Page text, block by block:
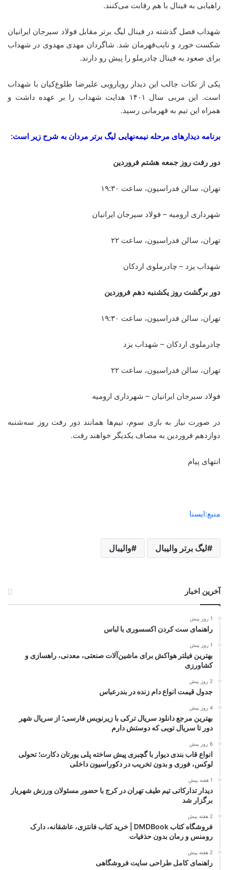
راهیابی به فینال با هم رقابت می‌کنند.
شهداب فصل گذشته در فینال لیگ برتر مقابل فولاد سیرجان ایرانیان
شکست خورد و نایب‌قهرمان شد. شاگردان مهدی مهدوی در شهداب
برای صعود به فینال چادرملو را پیش رو دارند.
یکی از نکات جالب این دیدار رویارویی علیرضا طلوع‌کیان با شهداب
است. این مربی سال ۱۴۰۱ هدایت شهداب را بر عهده داشت و
همراه این تیم به قهرمانی رسید.
برنامه دیدارهای مرحله نیمه‌نهایی لیگ برتر مردان به شرح زیر است:
دور رفت روز جمعه هشتم فروردین
تهران، سالن فدراسیون، ساعت ۱۹:۳۰
شهرداری ارومیه – فولاد سیرجان ایرانیان
تهران، سالن فدراسیون، ساعت ۲۲
شهداب یزد – چادرملوی اردکان
دور برگشت روز یکشنبه دهم فروردین
تهران، سالن فدراسیون، ساعت ۱۹:۳۰
چادرملوی اردکان – شهداب یزد
تهران، سالن فدراسیون، ساعت ۲۲
فولاد سیرجان ایرانیان – شهرداری ارومیه
در صورت نیاز به بازی سوم، تیم‌ها همانند دور رفت روز سه‌شنبه
دوازدهم فروردین به مصاف یکدیگر خواهند رفت.
انتهای پیام
منبع:ایسنا
لیگ برتر والیبال واليبال
آخرین اخبار
1 روز پیش
راهنمای ست کردن اکسسوری با لباس
1 روز پیش
بهترین فیلتر هواکش برای ماشین‌آلات صنعتی، معدنی، راهسازی و
کشاورزی
2 روز پیش
جدول قیمت انواع دام زنده در بندرعباس
4 روز پیش
بهترین مرجع دانلود سریال ترکی با زیرنویس فارسی؛ از سریال شهر
دور تا سریال تویی که دوستش دارم
6 روز پیش
انواع قاب بندی دیوار با گچبری پیش ساخته پلی یورتان دکارت؛ تحولی
لوکس، فوری و بدون تخریب در دکوراسیون داخلی
1 هفته پیش
دیدار تدارکاتی تیم طیف تهران در کرج با حضور مسئولان ورزش شهریار
برگزار شد
2 هفته پیش
فروشگاه کتاب DMDBook | خرید کتاب فانتزی، عاشقانه، دارک
رومنس و رمان بدون حذفیات
2 هفته پیش
راهنمای کامل طراحی سایت فروشگاهی